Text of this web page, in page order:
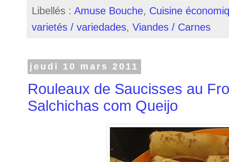
Libellés : Amuse Bouche, Cuisine
varietés / variedades, Viandes / Carnes
jeudi 10 mars 2011
Rouleaux de Saucisses au
Salchichas com Queijo